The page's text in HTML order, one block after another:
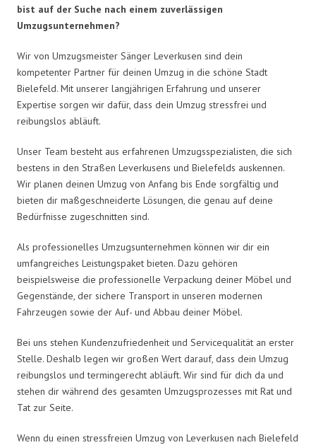
bist auf der Suche nach einem zuverlässigen
Umzugsunternehmen?
Wir von Umzugsmeister Sänger Leverkusen sind dein
kompetenter Partner für deinen Umzug in die schöne Stadt
Bielefeld. Mit unserer langjährigen Erfahrung und unserer
Expertise sorgen wir dafür, dass dein Umzug stressfrei und
reibungslos abläuft.
Unser Team besteht aus erfahrenen Umzugsspezialisten, die sich
bestens in den Straßen Leverkusens und Bielefelds auskennen.
Wir planen deinen Umzug von Anfang bis Ende sorgfältig und
bieten dir maßgeschneiderte Lösungen, die genau auf deine
Bedürfnisse zugeschnitten sind.
Als professionelles Umzugsunternehmen können wir dir ein
umfangreiches Leistungspaket bieten. Dazu gehören
beispielsweise die professionelle Verpackung deiner Möbel und
Gegenstände, der sichere Transport in unseren modernen
Fahrzeugen sowie der Auf- und Abbau deiner Möbel.
Bei uns stehen Kundenzufriedenheit und Servicequalität an erster
Stelle. Deshalb legen wir großen Wert darauf, dass dein Umzug
reibungslos und termingerecht abläuft. Wir sind für dich da und
stehen dir während des gesamten Umzugsprozesses mit Rat und
Tat zur Seite.
Wenn du einen stressfreien Umzug von Leverkusen nach Bielefeld